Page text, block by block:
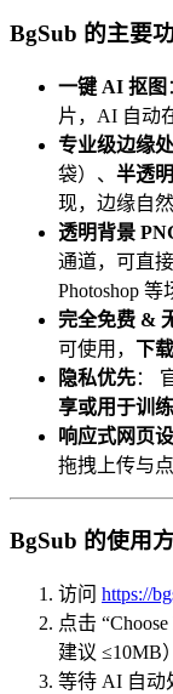
BgSub 的主要
一键 AI 抠图
片，AI 自动
专业级边缘
袋）、 半透
现，边缘自然
透明背景
通道，可直
Photoshop 等
完全免费 &
可使用， 下
隐私优先：
享或用于训
响应式网页
拖拽上传与点
BgSub 的使用
访问 https://
点击
建议 ≤10MB
等待 AI 自动